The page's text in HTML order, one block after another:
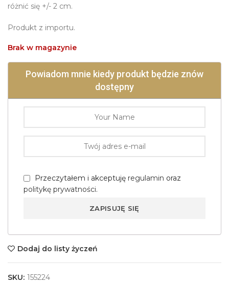
różnić się +/- 2 cm.
Produkt z importu.
Brak w magazynie
Powiadom mnie kiedy produkt będzie znów
dostępny
Przeczytałem i akceptuję regulamin oraz
politykę prywatności.
Dodaj do listy życzeń
SKU: 155224